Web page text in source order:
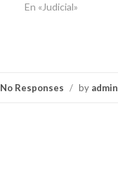
En «Judicial»
No Responses / by admin